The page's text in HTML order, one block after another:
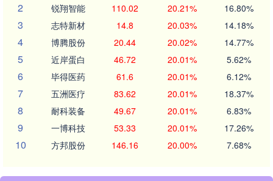
2 锐翔智能 110.02 20.21% 16.80%
3 志特新材 14.8 20.03% 14.18%
4 博腾股份 20.44 20.02% 14.77%
5 近岸蛋白 46.72 20.01% 5.62%
6 毕得医药 61.6 20.01% 6.12%
7 五洲医疗 83.62 20.01% 18.37%
8 耐科装备 49.67 20.01% 6.83%
9 一博科技 53.33 20.01% 17.26%
10 方邦股份 146.16 20.00% 7.68%